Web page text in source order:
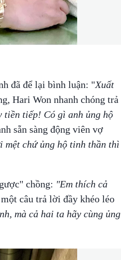
đã để lại bình luận: "Xuất
Hari Won nhanh chóng trả
tiền tiếp! Có gì anh ủng hộ
sẵn sàng động viên vợ
mệt chứ ủng hộ tinh thần thì
chồng: "Em thích cả
câu trả lời đầy khéo léo
mà cả hai ta hãy cùng ủng